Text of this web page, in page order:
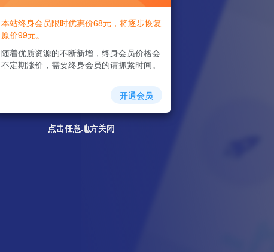
点击任意地方关闭
点击任意地方关闭
点击任意地方关闭
点击任意地方关闭
本站终身会员限时优惠价68元，将逐步恢复
原价99元。
随着优质资源的不断新增，终身会员价格会
不定期涨价，需要终身会员的请抓紧时间。
开通会员